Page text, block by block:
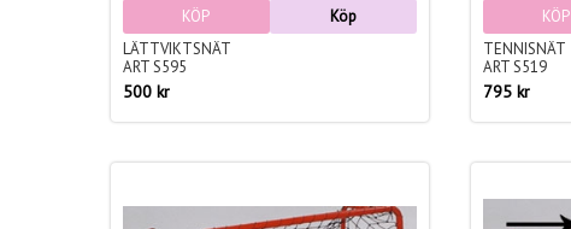
KÖP
Köp
LÄTTVIKTSNÄT
ART S595
500 kr
KÖP
TENNISNÄT
ART S519
795 kr